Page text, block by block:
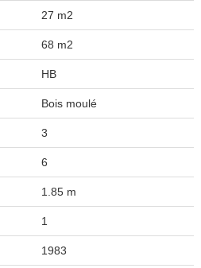
27 m2
68 m2
HB
Bois moulé
3
6
1.85 m
1
1983